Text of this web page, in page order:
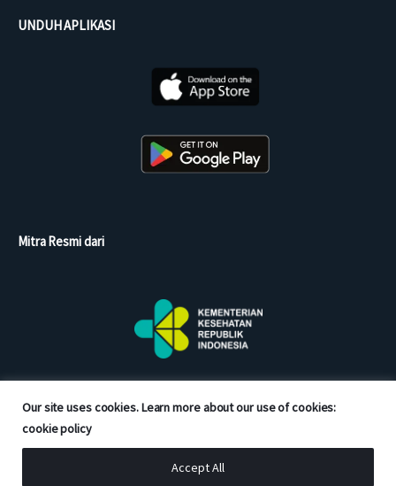
Our site uses cookies. Learn more about our use of cookies:
cookie policy
Accept All
UNDUH APLIKASI
Mitra Resmi dari
Copyright © 2026 Good Doctor. All rights reserved.